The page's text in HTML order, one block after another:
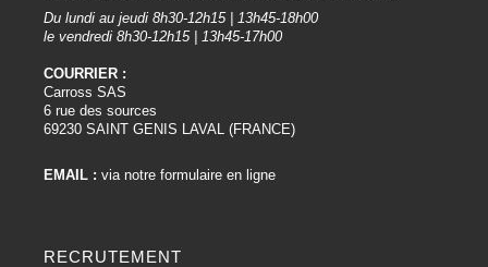
Du lundi au jeudi 8h30-12h15 | 13h45-18h00
le vendredi 8h30-12h15 | 13h45-17h00
COURRIER :
Carross SAS
6 rue des sources
69230 SAINT GENIS LAVAL (FRANCE)
EMAIL : via notre formulaire en ligne
RECRUTEMENT